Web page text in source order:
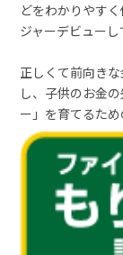
どをわかりやす
ジャーデビューし
正しくて前向き
し、子供のお金
ー」を育てるた